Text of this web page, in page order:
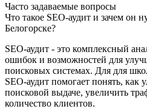
Часто задаваемые вопросы
Что такое SEO-аудит и зачем он
Белогорске?
SEO-аудит - это комплексный
ошибок и возможностей для
поисковых системах. Для для
SEO-аудит помогает понять, как
поисковой выдаче, увеличить
количество клиентов.